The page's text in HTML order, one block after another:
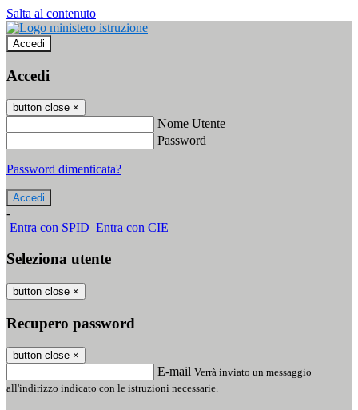
Salta al contenuto
Accedi
Accedi
button close ×
Nome Utente
Password
Password dimenticata?
-
Entra con SPID Entra con CIE
Seleziona utente
button close ×
Recupero password
button close ×
E-mail Verrà inviato un messaggio
all'indirizzo indicato con le istruzioni necessarie.